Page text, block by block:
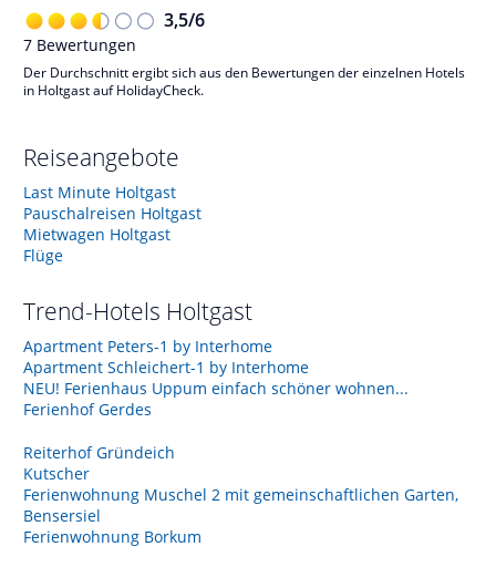
3,5/6
7 Bewertungen
Der Durchschnitt ergibt sich aus den Bewertungen der einzelnen Hotels
in Holtgast auf HolidayCheck.
Reiseangebote
Last Minute Holtgast
Pauschalreisen Holtgast
Mietwagen Holtgast
Flüge
Trend-Hotels Holtgast
Apartment Peters-1 by Interhome
Apartment Schleichert-1 by Interhome
NEU! Ferienhaus Uppum einfach schöner wohnen...
Ferienhof Gerdes
Reiterhof Gründeich
Kutscher
Ferienwohnung Muschel 2 mit gemeinschaftlichen Garten,
Bensersiel
Ferienwohnung Borkum